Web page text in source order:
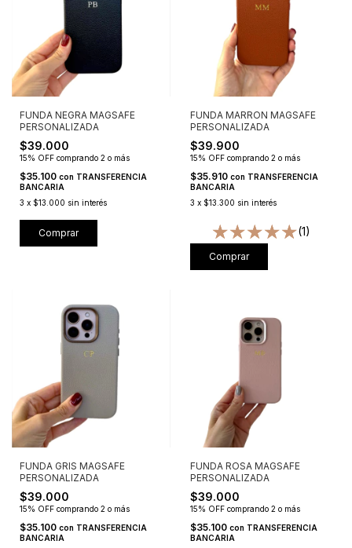
FUNDA NEGRA MAGSAFE
PERSONALIZADA
$39.000
15% OFF comprando 2 o más
$35.100 con TRANSFERENCIA
BANCARIA
3 x $13.000 sin interés
Comprar
FUNDA MARRON MAGSAFE
PERSONALIZADA
$39.900
15% OFF comprando 2 o más
$35.910 con TRANSFERENCIA
BANCARIA
3 x $13.300 sin interés
(1)
Comprar
FUNDA GRIS MAGSAFE
PERSONALIZADA
$39.000
15% OFF comprando 2 o más
$35.100 con TRANSFERENCIA
BANCARIA
FUNDA ROSA MAGSAFE
PERSONALIZADA
$39.000
15% OFF comprando 2 o más
$35.100 con TRANSFERENCIA
BANCARIA